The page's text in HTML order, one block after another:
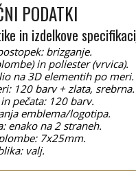
PODATKI
in izdelkove
brizganje.
in poliester (vrvica).
na 3D elementih po meri.
120 barv + zlata, srebrna.
pečata: 120 barv.
emblema/logotipa.
enako na 2 straneh.
7x25mm.
valj.